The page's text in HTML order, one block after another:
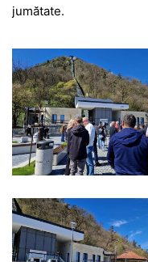
jumătate.